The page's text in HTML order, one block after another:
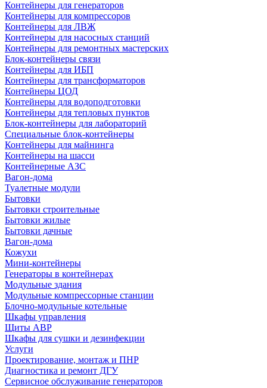
Контейнеры для генераторов
Контейнеры для компрессоров
Контейнеры для ЛВЖ
Контейнеры для насосных станций
Контейнеры для ремонтных мастерских
Блок-контейнеры связи
Контейнеры для ИБП
Контейнеры для трансформаторов
Контейнеры ЦОД
Контейнеры для водоподготовки
Контейнеры для тепловых пунктов
Блок-контейнеры для лабораторий
Специальные блок-контейнеры
Контейнеры для майнинга
Контейнеры на шасси
Контейнерные АЗС
Вагон-дома
Туалетные модули
Бытовки
Бытовки строительные
Бытовки жилые
Бытовки дачные
Вагон-дома
Кожухи
Мини-контейнеры
Генераторы в контейнерах
Модульные здания
Модульные компрессорные станции
Блочно-модульные котельные
Шкафы управления
Щиты АВР
Шкафы для сушки и дезинфекции
Услуги
Проектирование, монтаж и ПНР
Диагностика и ремонт ДГУ
Сервисное обслуживание генераторов